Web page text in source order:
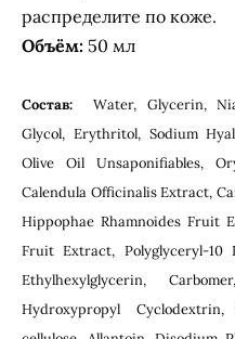
распределите по коже.
Объём: 50 мл
Состав:
Water, Glycerin,
Glycol, Erythritol, Sodium
Olive Oil Unsaponifiables,
Calendula Officinalis Extract,
Hippophae Rhamnoides Fruit
Fruit Extract, Polyglyceryl-10
Ethylhexylglycerin,
Hydroxypropyl